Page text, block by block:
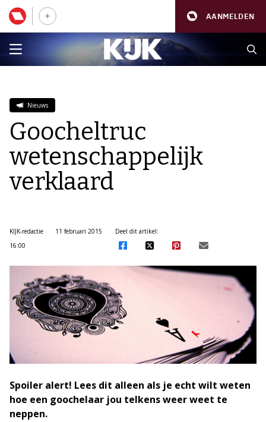
AANMELDEN
Nieuws
Goocheltruc
wetenschappelijk
verklaard
KIJK-redactie
11 februari 2015
16:00
Deel dit artikel:
Spoiler alert! Lees dit alleen als je echt wilt weten
hoe een goochelaar jou telkens weer weet te
neppen.